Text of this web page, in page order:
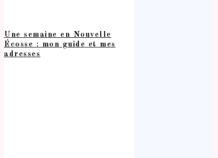
Une semaine en Nouvelle
Écosse : mon guide et mes
adresses